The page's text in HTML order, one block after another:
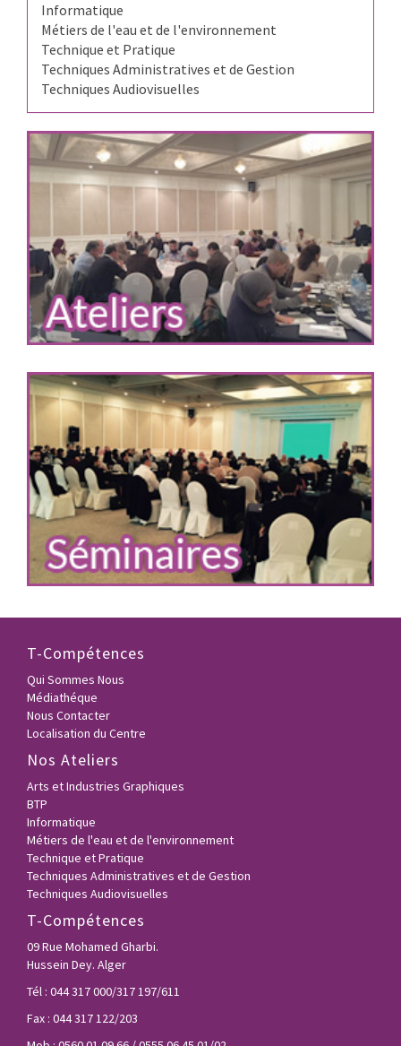
Informatique
Métiers de l'eau et de l'environnement
Technique et Pratique
Techniques Administratives et de Gestion
Techniques Audiovisuelles
T-Compétences
Qui Sommes Nous
Médiathéque
Nous Contacter
Localisation du Centre
Nos Ateliers
Arts et Industries Graphiques
BTP
Informatique
Métiers de l'eau et de l'environnement
Technique et Pratique
Techniques Administratives et de Gestion
Techniques Audiovisuelles
T-Compétences
09 Rue Mohamed Gharbi.
Hussein Dey. Alger
Tél : 044 317 000/317 197/611
Fax : 044 317 122/203